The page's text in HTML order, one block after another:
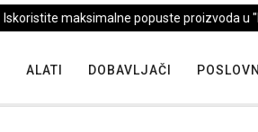
Iskoristite maksimalne popuste proizvoda u
ALATI DOBAVLJAČI